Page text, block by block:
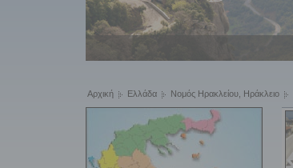
Αρχική Ελλάδα Νομός Ηρακλείου, Ηράκλειο